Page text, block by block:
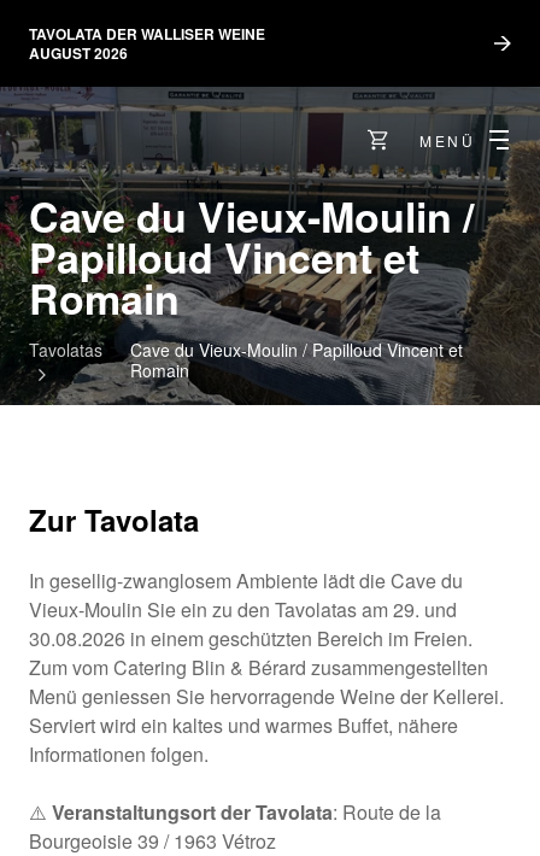
TAVOLATA DER WALLISER WEINE
AUGUST 2026
MENÜ
Cave du Vieux-Moulin /
Papilloud Vincent et
Romain
Tavolatas
Cave du Vieux-Moulin / Papilloud Vincent et
Romain
Zur Tavolata
In gesellig-zwanglosem Ambiente lädt die Cave du
Vieux-Moulin Sie ein zu den Tavolatas am 29. und
30.08.2026 in einem geschützten Bereich im Freien.
Zum vom Catering Blin & Bérard zusammengestellten
Menü geniessen Sie hervorragende Weine der Kellerei.
Serviert wird ein kaltes und warmes Buffet, nähere
Informationen folgen.
⚠️ Veranstaltungsort der Tavolata: Route de la
Bourgeoisie 39 / 1963 Vétroz